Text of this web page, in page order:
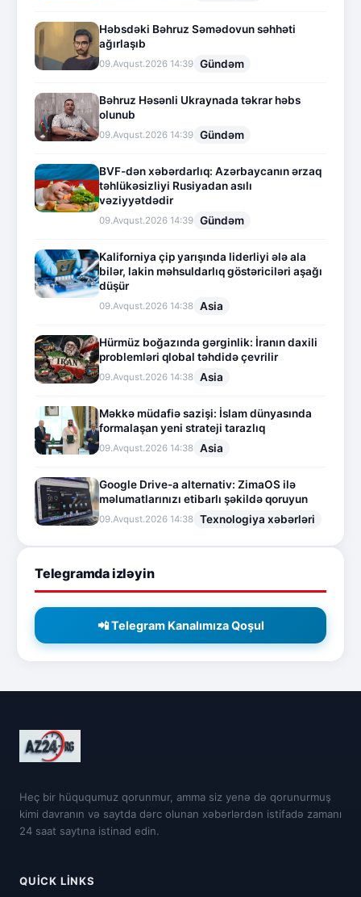
Həbsdəki Bəhruz Səmədovun səhhəti
ağırlaşıb
09.Avqust.2026 14:39 Gündəm
Bəhruz Həsənli Ukraynada təkrar həbs
olunub
09.Avqust.2026 14:39 Gündəm
BVF-dən xəbərdarlıq: Azərbaycanın ərzaq
təhlükəsizliyi Rusiyadan asılı
vəziyyətdədir
09.Avqust.2026 14:39 Gündəm
Kaliforniya çip yarışında liderliyi ələ ala
bilər, lakin məhsuldarlıq göstəriciləri aşağı
düşür
09.Avqust.2026 14:38 Asia
Hürmüz boğazında gərginlik: İranın daxili
problemləri qlobal təhdidə çevrilir
09.Avqust.2026 14:38 Asia
Məkkə müdafiə sazişi: İslam dünyasında
formalaşan yeni strateji tarazlıq
09.Avqust.2026 14:38 Asia
Google Drive-a alternativ: ZimaOS ilə
məlumatlarınızı etibarlı şəkildə qoruyun
09.Avqust.2026 14:38 Texnologiya xəbərləri
Telegramda izləyin
📲 Telegram Kanalımıza Qoşul
Heç bir hüququmuz qorunmur, amma siz yenə də qorunurmuş
kimi davranın və saytda dərc olunan xəbərlərdən istifadə zamanı
24 saat saytına istinad edin.
QUICK LINKS